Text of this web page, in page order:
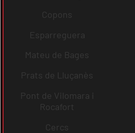
Copons
Esparreguera
Mateu de Bages
Prats de Lluçanès
Pont de Vilomara i
Rocafort
Cercs